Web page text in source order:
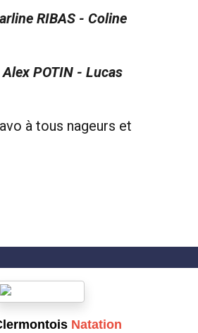
RIBAS - Coline
Alex POTIN - Lucas
à tous nageurs et
Natation